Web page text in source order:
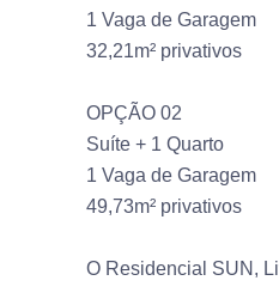
1 Vaga de Garagem
32,21m² privativos
OPÇÃO 02
Suíte + 1 Quarto
1 Vaga de Garagem
49,73m² privativos
O Residencial SUN,